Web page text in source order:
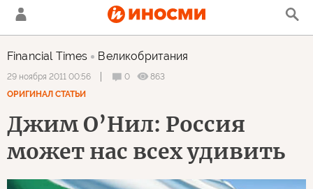
Financial Times Великобритания
29 ноября 2011 00:56 0
863
ОРИГИНАЛ СТАТЬИ
Джим О’Нил: Россия
может нас всех удивить